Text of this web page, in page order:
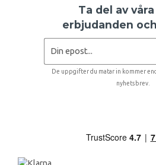
Ta del av
erbjudanden
De uppgifter du matar in kommer
nyhetsbrev.